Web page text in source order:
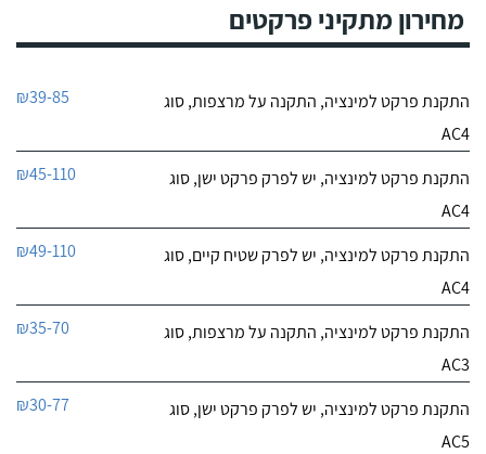
מחירון מתקיני פרקטים
התקנת פרקט למינציה, התקנה על מרצפות, סוג
AC4
₪39-85
התקנת פרקט למינציה, יש לפרק פרקט ישן, סוג
AC4
₪45-110
התקנת פרקט למינציה, יש לפרק שטיח קיים, סוג
AC4
₪49-110
התקנת פרקט למינציה, התקנה על מרצפות, סוג
AC3
₪35-70
התקנת פרקט למינציה, יש לפרק פרקט ישן, סוג
AC5
₪30-77